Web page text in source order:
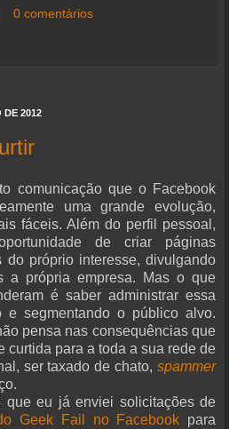
0 comentários
DE 2012
comunicação que o Facebook
uma grande evolução,
fáceis. Além do perfil pessoal,
de criar páginas
do próprio interesse, divulgando
a própria empresa. Mas o que
é saber administrar essa
e segmentando o público alvo.
pensa nas consequências que
curtida para a toda a sua rede de
ser taxado de chato, spammer
que eu já enviei solicitações de
Geek Fail no Facebook para